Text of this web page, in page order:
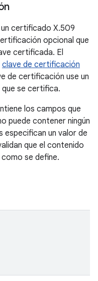
certificado X.509
opcional que
certificada. El
clave de certificación
de certificación use un
se certifica.
los campos que
puede contener ningún
especifican un valor de
que el contenido
se define.